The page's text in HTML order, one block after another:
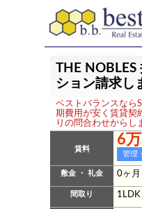
THE
ション請求
ベストバランスなら
期費用が安く賃貸契
りの問合わせからし
賃料
6
管理
敷金 ・ 礼金
間取り 1LDK